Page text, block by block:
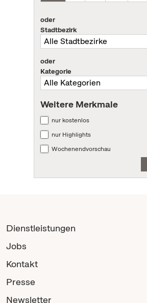
oder
Stadtbezirk
oder
Kategorie
Weitere Merkmale
nur kostenlos
nur Highlights
Wochenendvorschau
Dienstleistungen
Jobs
Kontakt
Presse
Newsletter